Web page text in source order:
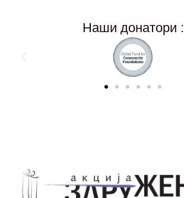
Наши донатори :